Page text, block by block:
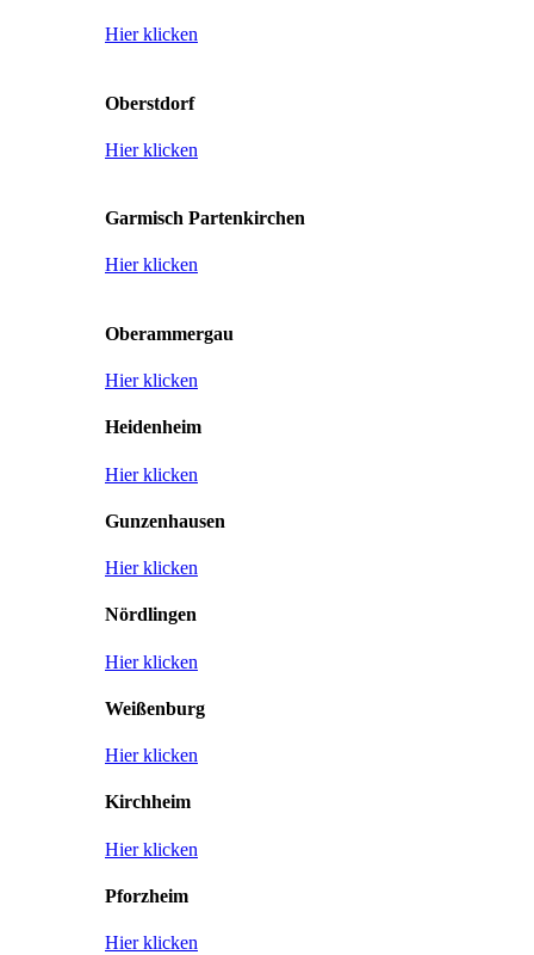
Hier klicken
Oberstdorf
Hier klicken
Garmisch Partenkirchen
Hier klicken
Oberammergau
Hier klicken
Heidenheim
Hier klicken
Gunzenhausen
Hier klicken
Nördlingen
Hier klicken
Weißenburg
Hier klicken
Kirchheim
Hier klicken
Pforzheim
Hier klicken